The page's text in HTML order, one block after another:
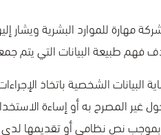
مهارة للموارد البشرية ويشار
فهم طبيعة البيانات التي يتم
البيانات الشخصية باتخاذ
غير المصرح به أو إساءة
بموجب نص نظامي أو تقديمها